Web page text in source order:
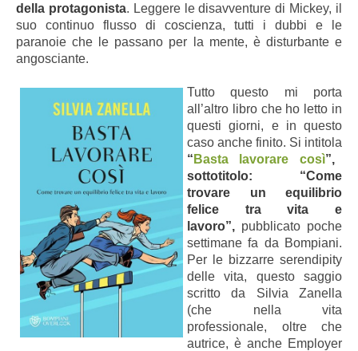
della protagonista. Leggere le disavventure di Mickey, il
suo continuo flusso di coscienza, tutti i dubbi e le
paranoie che le passano per la mente, è disturbante e
angosciante.
Tutto questo mi porta
all’altro libro che ho letto in
questi giorni, e in questo
caso anche finito. Si intitola
“ Basta lavorare così”,
sottotitolo: “Come
trovare un equilibrio
felice tra vita e
lavoro”, pubblicato poche
settimane fa da Bompiani.
Per le bizzarre serendipity
delle vita, questo saggio
scritto da Silvia Zanella
(che nella vita
professionale, oltre che
autrice, è anche Employer